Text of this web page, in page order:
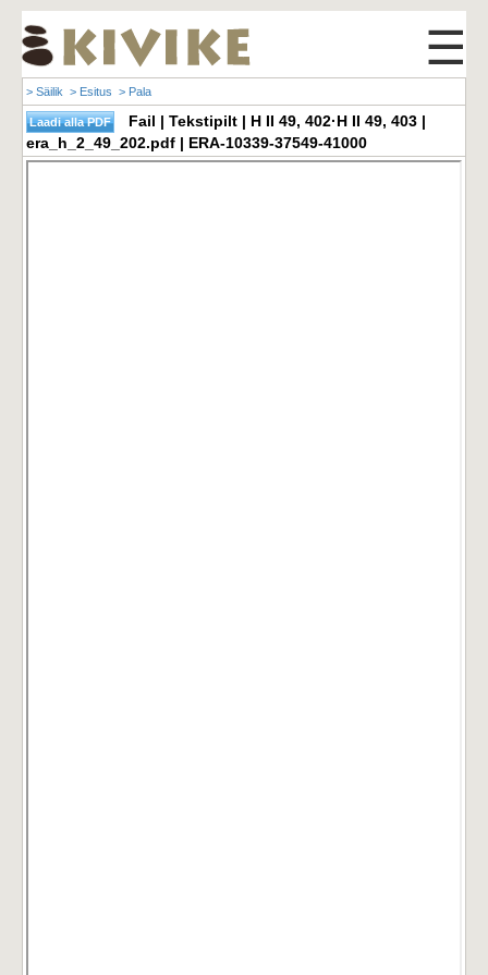
☰
> Säilik > Esitus > Pala
Fail | Tekstipilt | H II 49, 402·H II 49, 403 |
era_h_2_49_202.pdf | ERA-10339-37549-41000